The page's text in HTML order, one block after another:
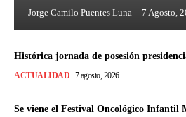
Jorge Camilo Puentes Luna - 7 Agosto,
Histórica jornada de posesión
ACTUALIDAD 7 agosto, 2026
Se viene el Festival Oncológico Infantil